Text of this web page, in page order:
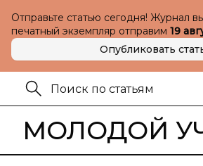
Отправьте статью сегодня! Журнал
печатный экземпляр отправим 19
Опубликовать
МОЛОДОЙ